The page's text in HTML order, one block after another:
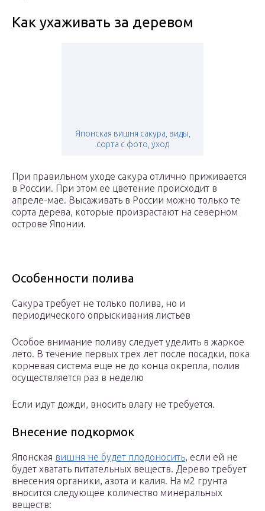
Как ухаживать за деревом
Японская вишня сакура, виды,
сорта с фото, уход
При правильном уходе сакура отлично приживается
в России. При этом ее цветение происходит в
апреле-мае. Высаживать в России можно только те
сорта дерева, которые произрастают на северном
острове Японии.
Особенности полива
Сакура требует не только полива, но и
периодического опрыскивания листьев
Особое внимание поливу следует уделить в жаркое
лето. В течение первых трех лет после посадки, пока
корневая система еще не до конца окрепла, полив
осуществляется раз в неделю
Если идут дожди, вносить влагу не требуется.
Внесение подкормок
Японская вишня не будет плодоносить, если ей не
будет хватать питательных веществ. Дерево требует
внесения органики, азота и калия. На м2 грунта
вносится следующее количество минеральных
веществ: